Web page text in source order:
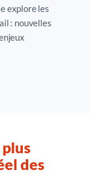
explore les
: nouvelles
plus
des